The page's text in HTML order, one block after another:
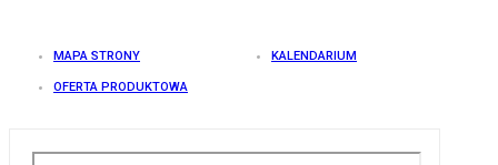
MAPA STRONY KALENDARIUM
OFERTA PRODUKTOWA